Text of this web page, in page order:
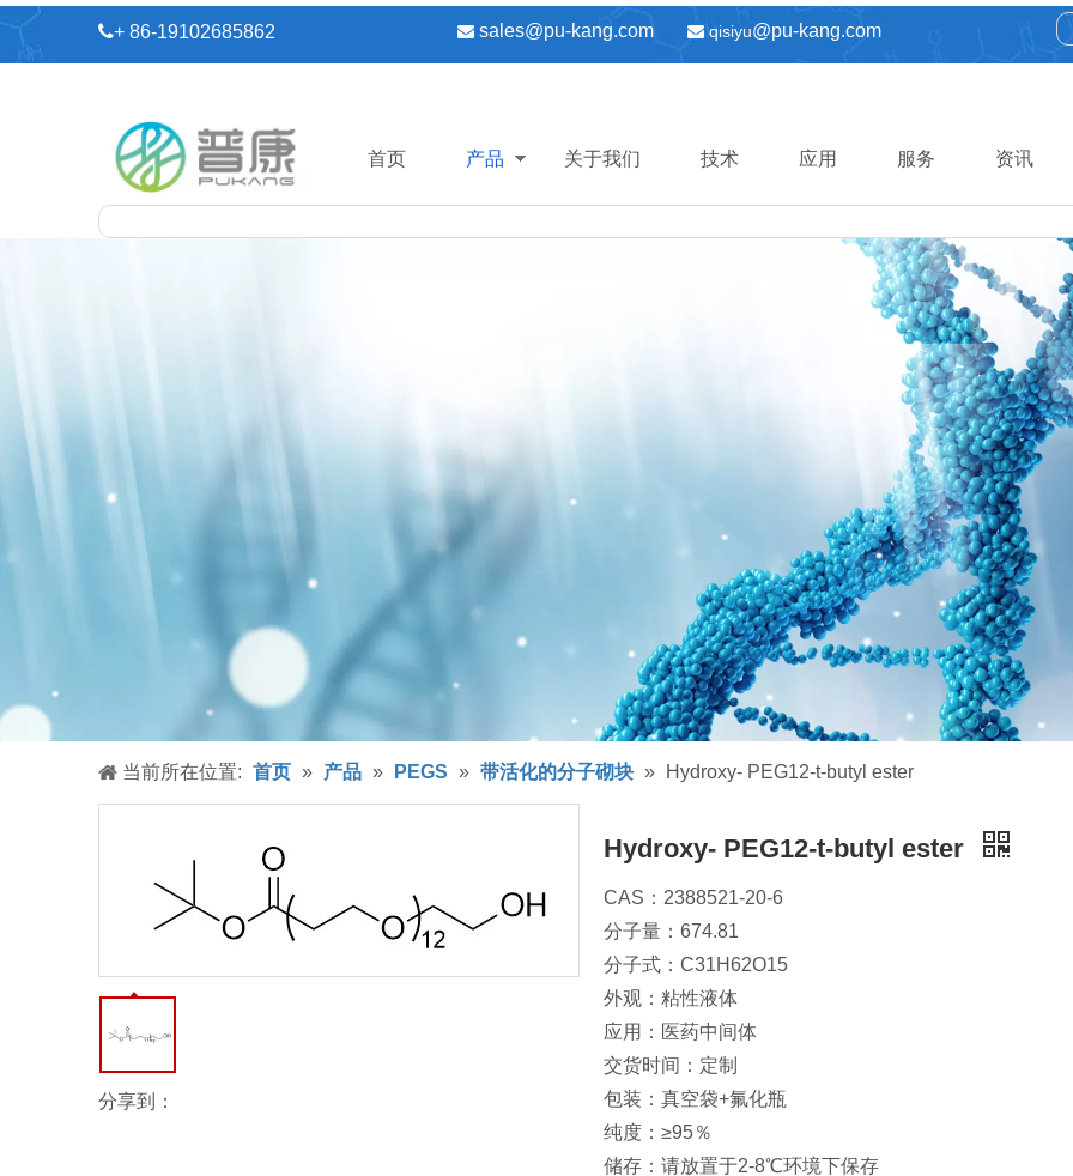
+ 86-19102685862  sales@pu-kang.com  qisiyu@pu-kang.com
首页 产品 关于我们 技术 应用 服务 资讯
当前所在位置: 首页 » 产品 » PEGS » 带活化的分子砌块 » Hydroxy- PEG12-t-butyl ester
分享到：
Hydroxy- PEG12-t-butyl ester
CAS：2388521-20-6
分子量：674.81
分子式：C31H62O15
外观：粘性液体
应用：医药中间体
交货时间：定制
包装：真空袋+氟化瓶
纯度：≥95％
储存：请放置于2-8℃环境下保存